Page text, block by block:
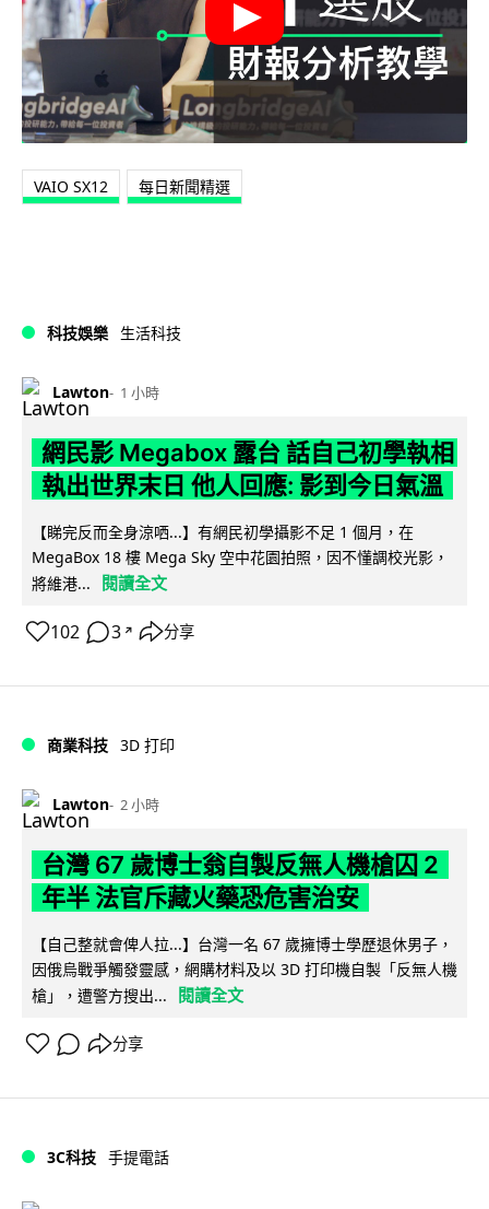
VAIO SX12 每日新聞精選
科技娛樂 生活科技
Lawton 1 小時
網民影 Megabox 露台 話自己初學執相
執出世界末日 他人回應: 影到今日氣溫
【睇完反而全身涼哂...】有網民初學攝影不足 1 個月，在
MegaBox 18 樓 Mega Sky 空中花園拍照，因不懂調校光影，
將維港...
閱讀全文
102 3 ↗ 分享
商業科技 3D 打印
Lawton 2 小時
台灣 67 歲博士翁自製反無人機槍囚 2
年半 法官斥藏火藥恐危害治安
【自己整就會俾人拉...】台灣一名 67 歲擁博士學歷退休男子，
因俄烏戰爭觸發靈感，網購材料及以 3D 打印機自製「反無人機
槍」，遭警方搜出...
閱讀全文
分享
3C科技 手提電話